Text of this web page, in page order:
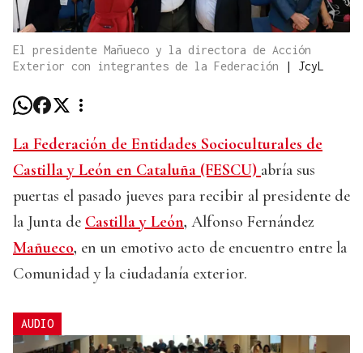
El presidente Mañueco y la directora de Acción
Exterior con integrantes de la Federación
| JcyL
La Federación de Entidades Socioculturales de
Castilla y León en Cataluña (FESCU) abría sus
puertas el pasado jueves para recibir al presidente de
la Junta de Castilla y León, Alfonso Fernández
Mañueco, en un emotivo acto de encuentro entre la
Comunidad y la ciudadanía exterior.
AUDIO